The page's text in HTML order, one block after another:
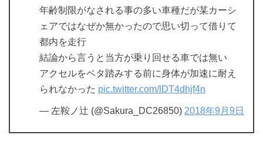
年齢制限がなされる事の多い車種だが某カーシ
ェアではなぜか無かったので思い切って借りて
都内を走行
結論から言うと当方が乗り回せる車では無い
アクセルをベタ踏みする前に身体が加速に耐え
られなかった pic.twitter.com/lDT4dhjf4n
— 左鞍ノ辻 (@Sakura_DC26850) 2018年9月9日